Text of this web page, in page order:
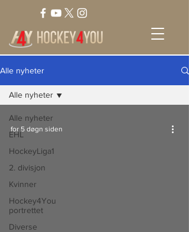
Alle nyheter
Alle nyheter
EHL
HockeyLiga1
2. divisjon
Kvinner
Hockey4You
portrettet
Diverse
Alle nyheter
for 5 døgn siden